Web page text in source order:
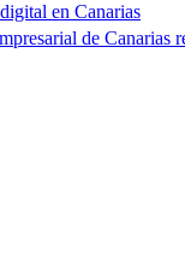
en Canarias
de Canarias